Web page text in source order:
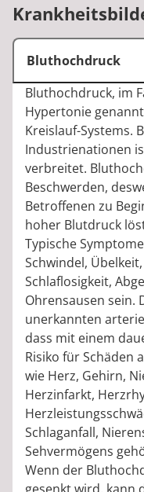
Bluthochdruck
Bluthochdruck, im
Hypertonie
Kreislauf-Systems.
Industrienationen
verbreitet.
Beschwerden,
Betroffenen zu
hoher Blutdruck
Typische
Schwindel,
Schlaflosigkeit,
Ohrensausen sein.
unerkannten
dass mit einem
Risiko für Schäden
wie Herz, Gehirn,
Herzinfarkt,
Schlaganfall,
Sehvermögens
Wenn der